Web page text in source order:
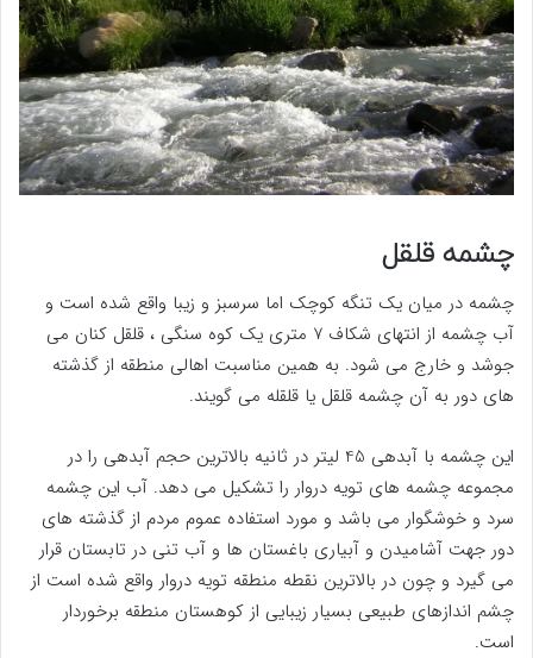
چشمه قلقل
چشمه در میان یک تنگه کوچک اما سرسبز و زیبا واقع شده است و
آب چشمه از انتهای شکاف 7 متری یک کوه سنگی ، قلقل کنان می
جوشد و خارج می شود. به همین مناسبت اهالی منطقه از گذشته
های دور به آن چشمه قلقل یا قلقله می گویند.
این چشمه با آبدهی 45 لیتر در ثانیه بالاترین حجم آبدهی را در
مجموعه چشمه های تویه دروار را تشکیل می دهد. آب این چشمه
سرد و خوشگوار می باشد و مورد استفاده عموم مردم از گذشته های
دور جهت آشامیدن و آبیاری باغستان ها و آب تنی در تابستان قرار
می گیرد و چون در بالاترین نقطه منطقه تویه دروار واقع شده است از
چشم اندازهای طبیعی بسیار زیبایی از کوهستان منطقه برخوردار
است.